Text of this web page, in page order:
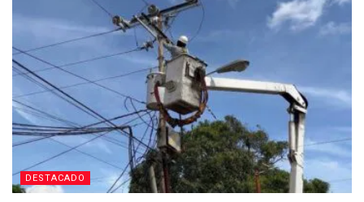
DESTACADO